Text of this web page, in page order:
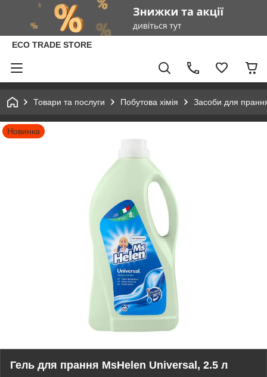
ECO TRADE STORE
Товари та послуги Побутова хімія Засоби для
Новинка
Гель для прання MsHelen Universal, 2.5 л